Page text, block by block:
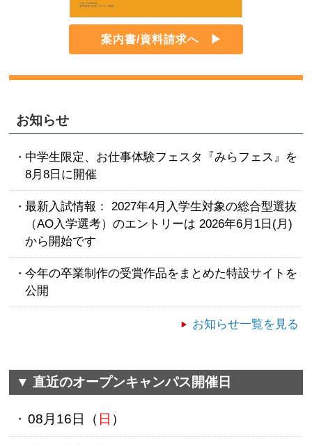
案内書/資料請求へ
お知らせ
中学生限定、お仕事体験フェスタ『みらフェス』を
8月8日に開催
最新入試情報： 2027年4月入学生対象の総合型選抜
（AO入学選考）のエントリーは 2026年6月1日(月)
から開始です
今年の卒業制作の受賞作品をまとめた特設サイトを
公開
お知らせ一覧を見る
▼ 直近のオープンキャンパス開催日
08月16日（ 日 ）